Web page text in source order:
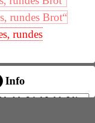
rundes Brot“
rundes
Info